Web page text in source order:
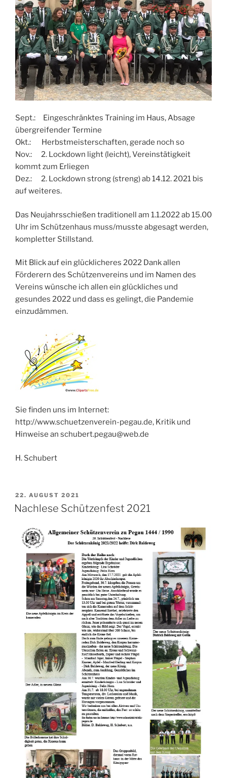
Sept.: Eingeschränktes Training im Haus, Absage
übergreifender Termine
Okt.: Herbstmeisterschaften, gerade noch so
Nov.: 2. Lockdown light (leicht), Vereinstätigkeit
kommt zum Erliegen
Dez.: 2. Lockdown strong (streng) ab 14.12. 2021 bis
auf weiteres.
Das Neujahrsschießen traditionell am 1.1.2022 ab 15.00
Uhr im Schützenhaus muss/musste abgesagt werden,
kompletter Stillstand.
Mit Blick auf ein glücklicheres 2022 Dank allen
Förderern des Schützenvereins und im Namen des
Vereins wünsche ich allen ein glückliches und
gesundes 2022 und dass es gelingt, die Pandemie
einzudämmen.
Sie finden uns im Internet:
http://www.schuetzenverein-pegau.de, Kritik und
Hinweise an schubert.pegau@web.de
H. Schubert
VERÖFFENTLICHT
AM
22. AUGUST 2021
Nachlese Schützenfest 2021